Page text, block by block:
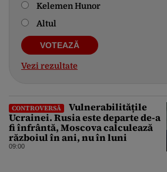
Kelemen Hunor
Altul
Vezi rezultate
CONTROVERSĂ
Vulnerabilitățile
Ucrainei. Rusia este departe de-a
fi înfrântă, Moscova calculează
războiul în ani, nu în luni
09:00